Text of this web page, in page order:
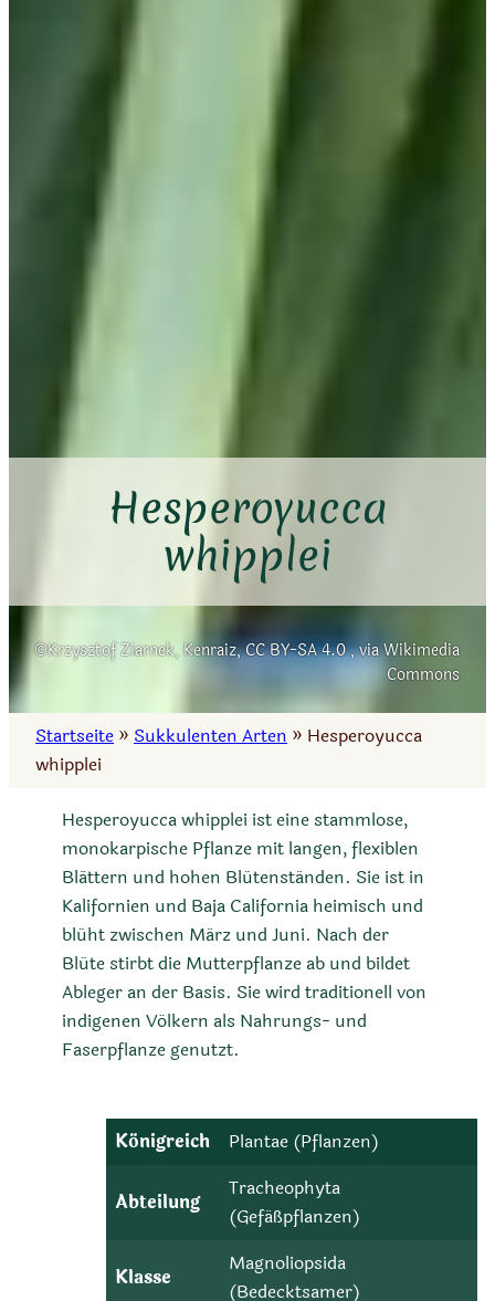
Hesperoyucca
whipplei
Krzysztof Ziarnek, Kenraiz, CC BY-SA 4.0, via Wikimedia
Commons
Startseite » Sukkulenten Arten » Hesperoyucca
whipplei
Hesperoyucca whipplei ist eine stammlose,
monokarpische Pflanze mit langen, flexiblen
Blättern und hohen Blütenständen. Sie ist in
Kalifornien und Baja California heimisch und
blüht zwischen März und Juni. Nach der
Blüte stirbt die Mutterpflanze ab und bildet
Ableger an der Basis. Sie wird traditionell von
indigenen Völkern als Nahrungs- und
Faserpflanze genutzt.
Königreich Plantae (Pflanzen)
Abteilung
Tracheophyta
(Gefäßpflanzen)
Klasse
Magnoliopsida
(Bedecktsamer)